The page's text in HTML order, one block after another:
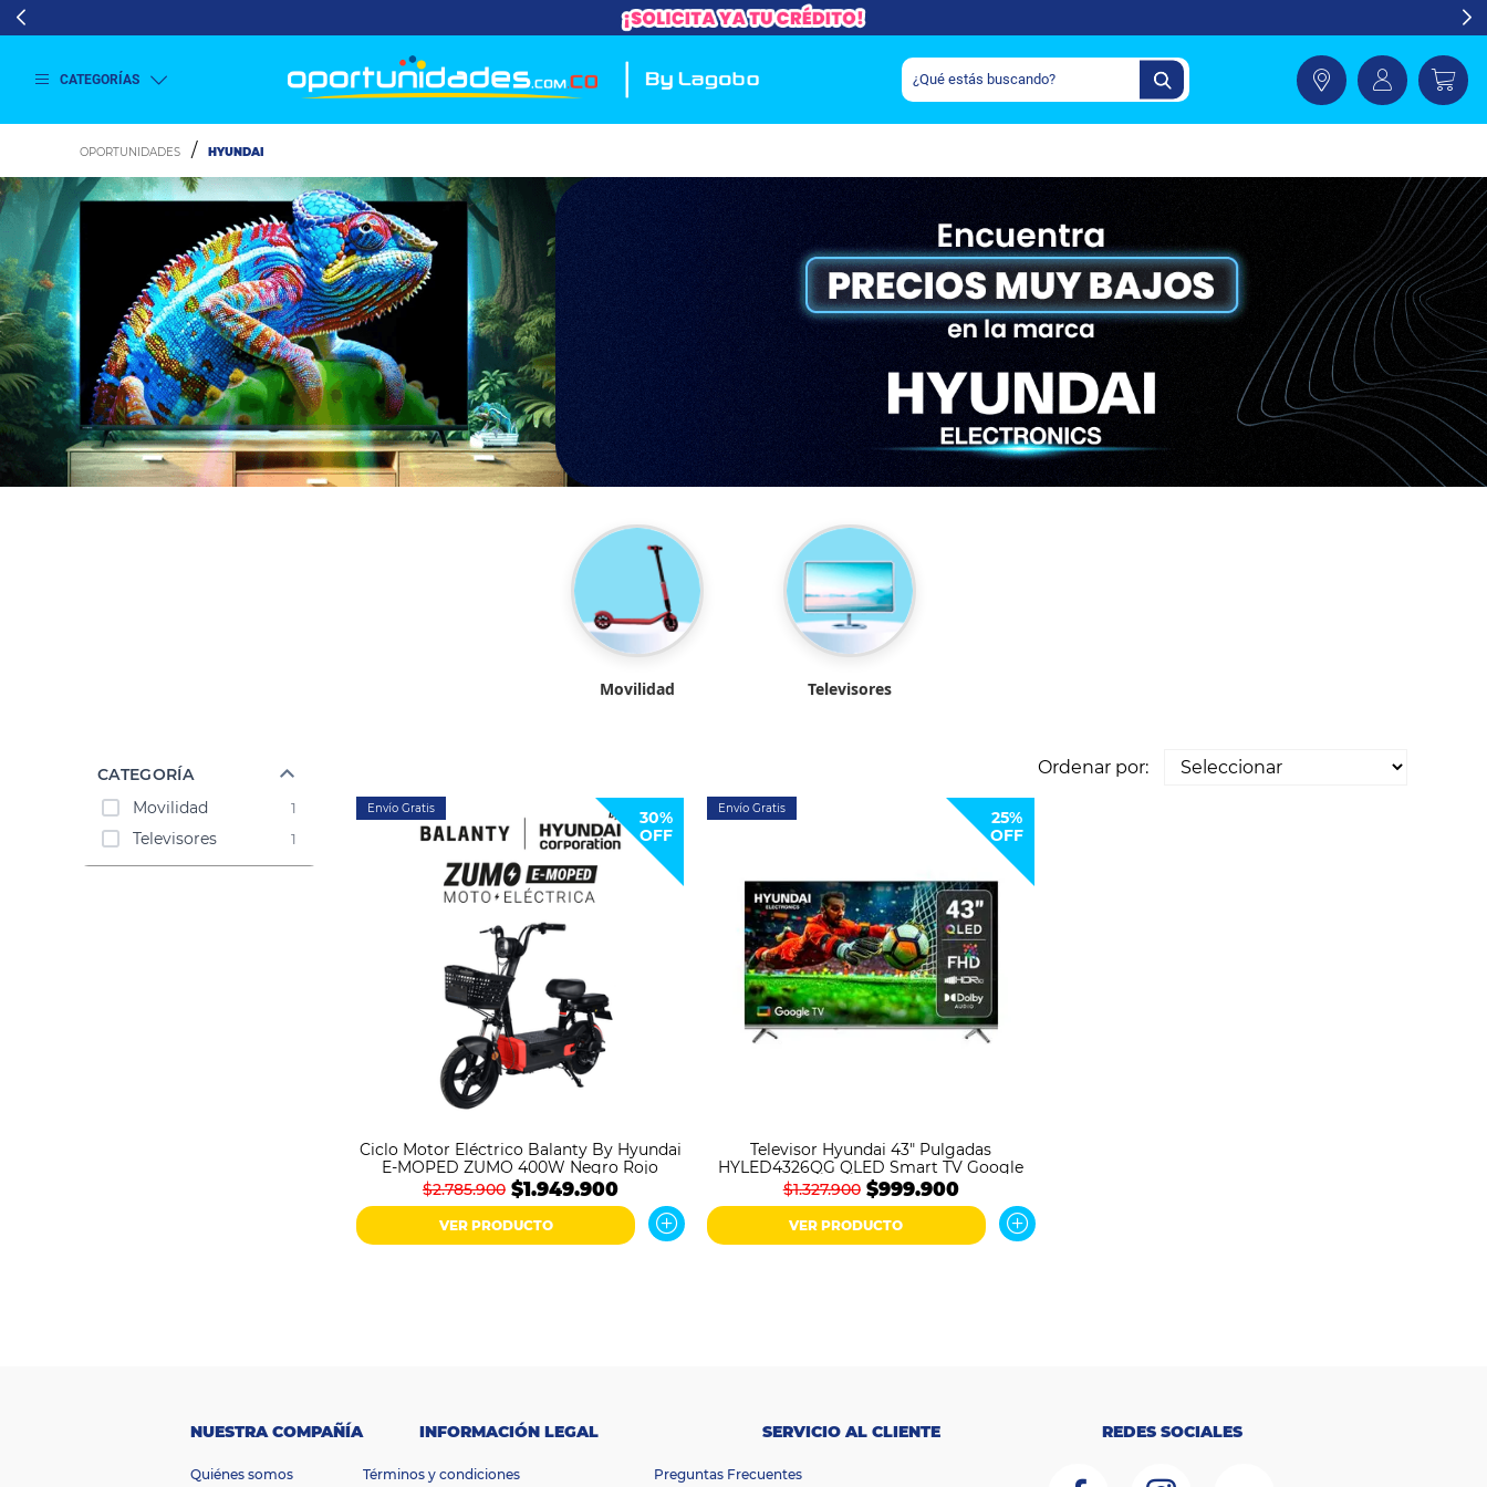
CATEGORÍAS
y
Secado
Refrigeración
Refrigeración
Comercial
Televisión
Aire y
Climatización
Colchones
Cocina
Tecnología
ElectroHogar
HYUNDAI
Movilidad Televisores
CATEGORÍA
Movilidad
1
Televisores 1
Ordenar por:
Envío Gratis
30%
OFF
Ciclo Motor Eléctrico Balanty By Hyundai
E-MOPED ZUMO 400W Negro Rojo
$2.785.900 $1.949.900
VER PRODUCTO
Envío Gratis
25%
OFF
Televisor Hyundai 43" Pulgadas
HYLED4326QG QLED Smart TV Google
$1.327.900 $999.900
VER PRODUCTO
NUESTRA COMPAÑÍA
Quiénes somos
INFORMACIÓN LEGAL
Términos y condiciones
SERVICIO AL CLIENTE
Preguntas Frecuentes
REDES SOCIALES